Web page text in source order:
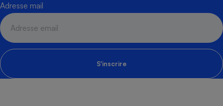
Adresse mail
S'inscrire